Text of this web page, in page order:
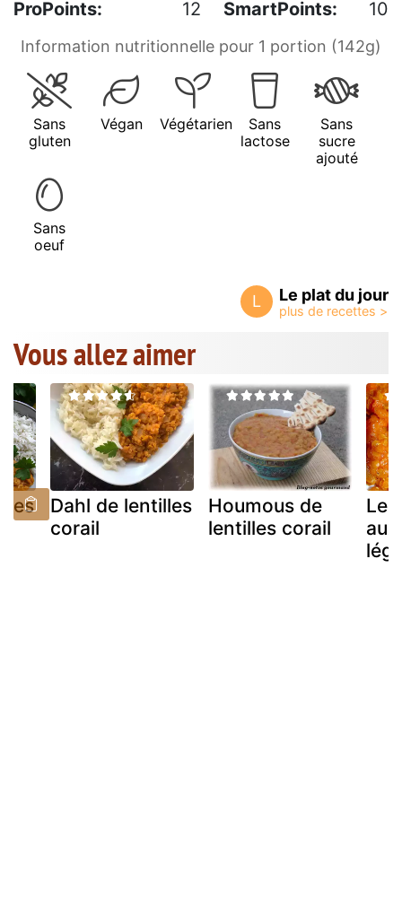
ProPoints:
12 SmartPoints: 10
Information nutritionnelle pour 1 portion (142g)
Sans
gluten
Végan Végétarien
Sans
lactose
Sans
sucre
ajouté
Sans
oeuf
L Le plat du jour
Vous allez aimer
Dahl de lentilles
corail
Houmous de
lentilles corail